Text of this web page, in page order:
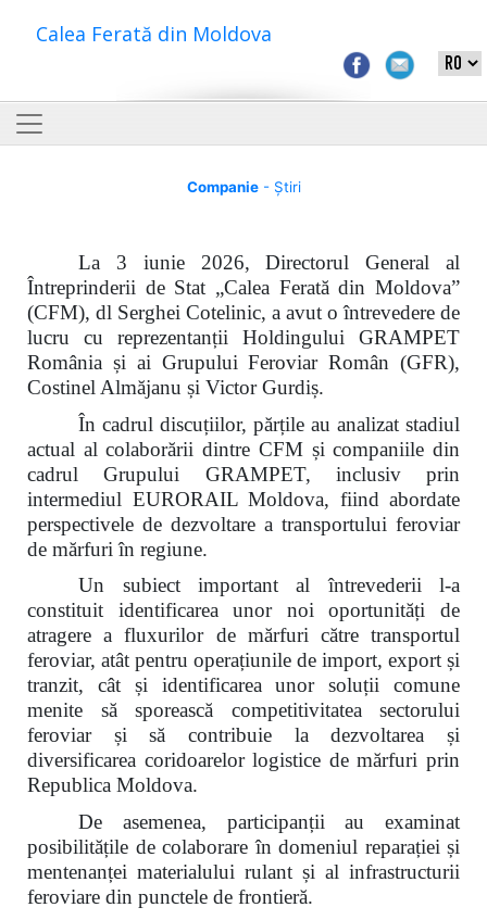
Calea Ferată din Moldova
Companie- Știri
La 3 iunie 2026, Directorul General al
Întreprinderii de Stat „Calea Ferată din Moldova”
(CFM), dl Serghei Cotelinic, a avut o întrevedere de
lucru cu reprezentanții Holdingului GRAMPET
România și ai Grupului Feroviar Român (GFR),
Costinel Almăjanu și Victor Gurdiș.
În cadrul discuțiilor, părțile au analizat stadiul
actual al colaborării dintre CFM și companiile din
cadrul Grupului GRAMPET, inclusiv prin
intermediul EURORAIL Moldova, fiind abordate
perspectivele de dezvoltare a transportului feroviar
de mărfuri în regiune.
Un subiect important al întrevederii l-a
constituit identificarea unor noi oportunități de
atragere a fluxurilor de mărfuri către transportul
feroviar, atât pentru operațiunile de import, export și
tranzit, cât și identificarea unor soluții comune
menite să sporească competitivitatea sectorului
feroviar și să contribuie la dezvoltarea și
diversificarea coridoarelor logistice de mărfuri prin
Republica Moldova.
De asemenea, participanții au examinat
posibilitățile de colaborare în domeniul reparației și
mentenanței materialului rulant și al infrastructurii
feroviare din punctele de frontieră.